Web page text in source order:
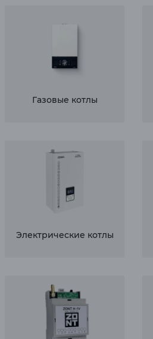
Газовые котлы
Электрические котлы